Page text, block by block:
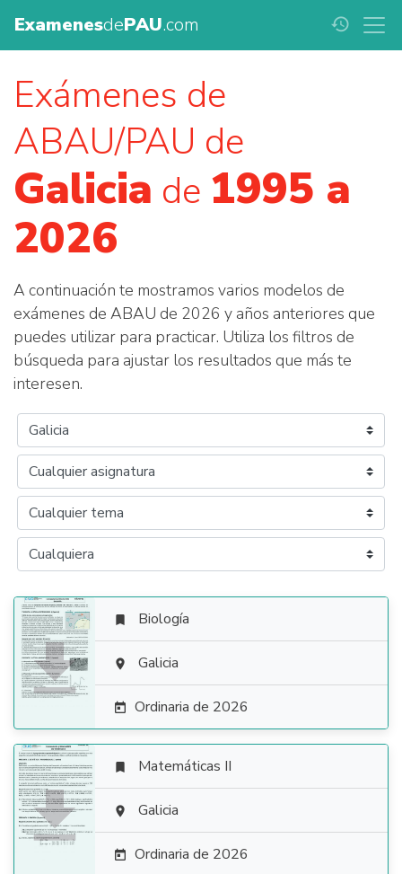
ExamenesdePAU.com history
Exámenes de
ABAU/PAU de
Galicia de 1995 a
2026
A continuación te mostramos varios modelos de
exámenes de ABAU de 2026 y años anteriores que
puedes utilizar para practicar. Utiliza los filtros de
búsqueda para ajustar los resultados que más te
interesen.

 Biología
 Galicia
 Ordinaria de 2026

 Matemáticas II
 Galicia
 Ordinaria de 2026